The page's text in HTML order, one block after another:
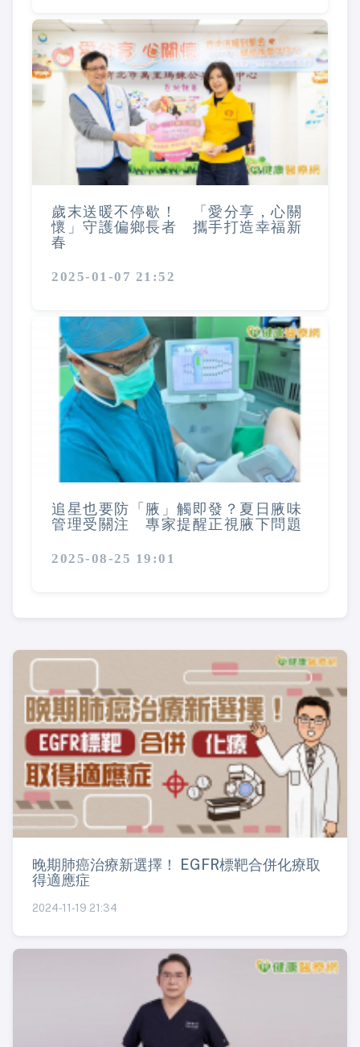
歲末送暖不停歇！ 「愛分享，心關
懷」守護偏鄉長者 攜手打造幸福新
春
2025-01-07 21:52
追星也要防「腋」觸即發？夏日腋味
管理受關注 專家提醒正視腋下問題
2025-08-25 19:01
晚期肺癌治療新選擇！ EGFR標靶合併化療取
得適應症
2024-11-19 21:34